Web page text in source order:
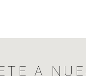
A